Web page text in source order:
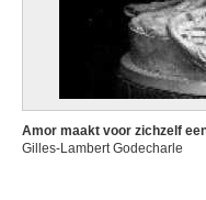
Amor maakt voor zichzelf
Gilles-Lambert Godecharle